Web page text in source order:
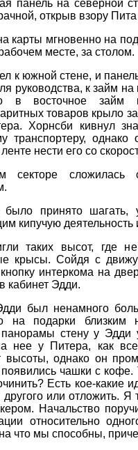
панель на северной
открыв взору
карты мгновенно на
месте, за столом.
к южной стене, и
руководства, к займ
в восточное
товаров крыло
Хорнсби кивнул
транспортеру, однако
нести его со
секторе сложилась
было принято шагать,
кипучую деятельность
таких высот, где
крысы. Сойдя с
интеркома на
кабинет Эдди.
был ненамного
на подарки
панорамы стену у Эдди
нее у Питера, как
высоты, однако он
появились чашки с
Есть кое-какие
другого или отложить. Я
Начальство
относительно
на что мы способны,